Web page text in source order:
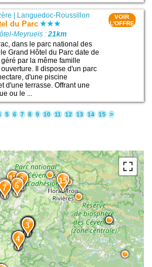
Languedoc-Roussillon
du Parc
Meyrueis :21km
dans le parc national des
Grand Hôtel du Parc date de
par la même famille
Il dispose d'un parc
d'une piscine
d'une terrasse. Offrant une
ou le ...
VOIR
L'OFFRE
5 6 7 8 9 10 11 12 13 14 15 >
15
11 9
8
7 6
5
4
3
2
1